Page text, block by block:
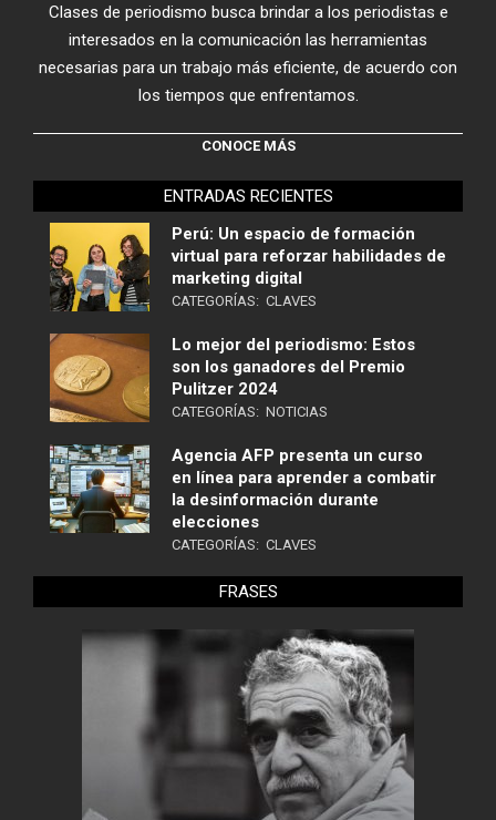
Clases de periodismo busca brindar a los periodistas e
interesados en la comunicación las herramientas
necesarias para un trabajo más eficiente, de acuerdo con
los tiempos que enfrentamos.
CONOCE MÁS
ENTRADAS RECIENTES
Perú: Un espacio de formación
virtual para reforzar habilidades de
marketing digital
CATEGORÍAS: CLAVES
Lo mejor del periodismo: Estos
son los ganadores del Premio
Pulitzer 2024
CATEGORÍAS: NOTICIAS
Agencia AFP presenta un curso
en línea para aprender a combatir
la desinformación durante
elecciones
CATEGORÍAS: CLAVES
FRASES